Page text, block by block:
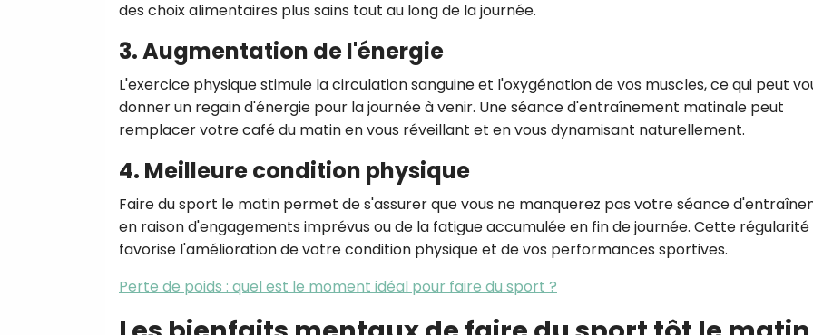
des choix alimentaires plus sains tout au long de la journée.
3. Augmentation de l'énergie
L'exercice physique stimule la circulation sanguine et l'oxygénation de vos muscles, ce qui peut
donner un regain d'énergie pour la journée à venir. Une séance d'entraînement matinale peut
remplacer votre café du matin en vous réveillant et en vous dynamisant naturellement.
4. Meilleure condition physique
Faire du sport le matin permet de s'assurer que vous ne manquerez pas votre séance
en raison d'engagements imprévus ou de la fatigue accumulée en fin de journée. Cette régularité
favorise l'amélioration de votre condition physique et de vos performances sportives.
Perte de poids : quel est le moment idéal pour faire du sport ?